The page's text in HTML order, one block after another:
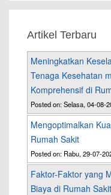
Artikel Terbaru
Meningkatkan
Tenaga Kesehatan
Komprehensif di
Posted on: Selasa, 04-08-
Mengoptimalkan
Rumah Sakit
Posted on: Rabu, 29-07-
Faktor-Faktor yang
Biaya di Rumah Sakit